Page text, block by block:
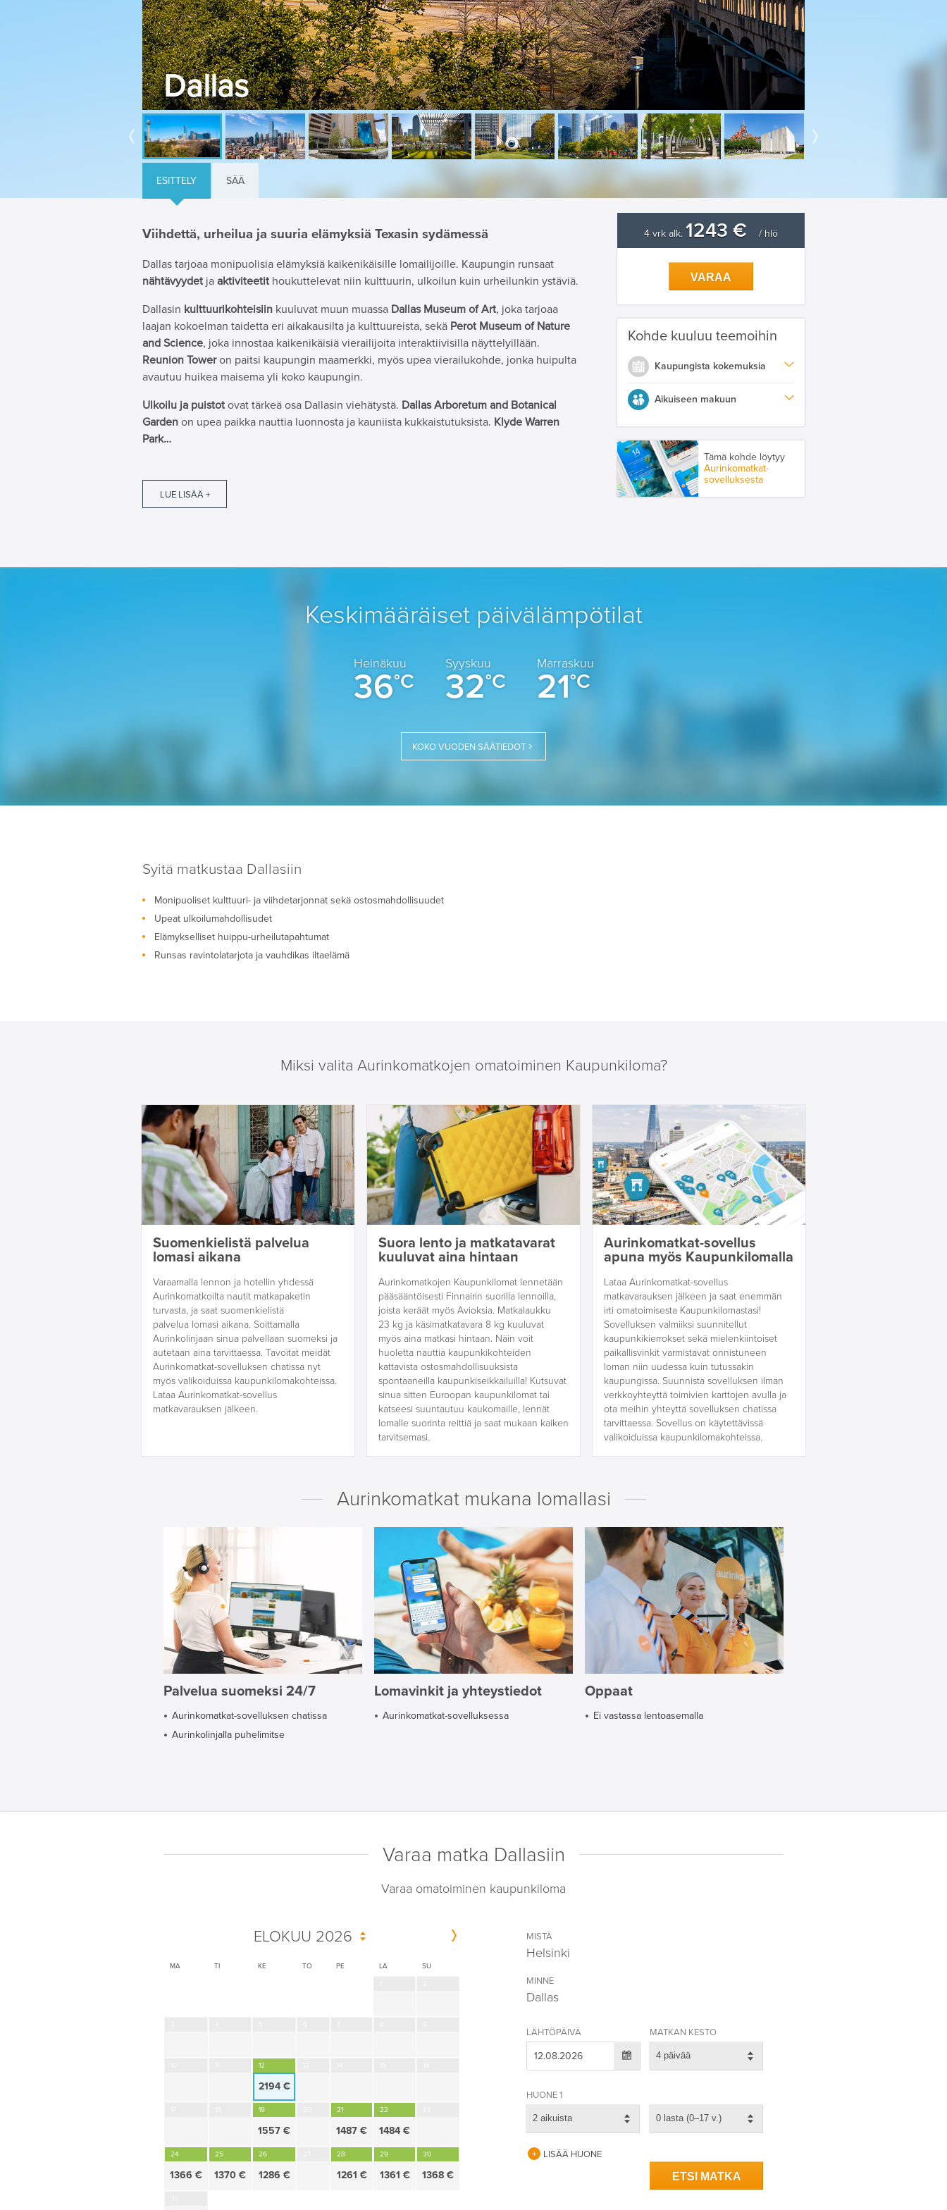
Dallas
ESITTELY SÄÄ
Viihdettä, urheilua ja suuria elämyksiä Texasin sydämessä
Dallas tarjoaa monipuolisia elämyksiä kaikenikäisille lomailijoille. Kaupungin runsaat
nähtävyydet ja aktiviteetit houkuttelevat niin kulttuurin, ulkoilun kuin urheilunkin ystäviä.
Dallasin kulttuurikohteisiin kuuluvat muun muassa Dallas Museum of Art, joka tarjoaa
laajan kokoelman taidetta eri aikakausilta ja kulttuureista, sekä Perot Museum of Nature
and Science, joka innostaa kaikenikäisiä vierailijoita interaktiivisilla näyttelyillään.
Reunion Toweron paitsi kaupungin maamerkki, myös upea vierailukohde, jonka huipulta
avautuu huikea maisema yli koko kaupungin.
Ulkoilu ja puistot ovat tärkeä osa Dallasin viehätystä. Dallas Arboretum and Botanical
Garden on upea paikka nauttia luonnosta ja kauniista kukkaistutuksista. Klyde Warren
Park…
LUE LISÄÄ +
4 vrk alk. 1243 € / hlö
VARAA
Kohde kuuluu teemoihin
Kaupungista kokemuksia
Aikuiseen makuun
Tämä kohde löytyy
Aurinkomatkat-
sovelluksesta
Keskimääräiset päivälämpötilat
Heinäkuu
36°C
Syyskuu
32°C
Marraskuu
21°C
KOKO VUODEN SÄÄTIEDOT
Syitä matkustaa Dallasiin
Monipuoliset kulttuuri- ja viihdetarjonnat sekä ostosmahdollisuudet
Upeat ulkoilumahdollisudet
Elämykselliset huippu-urheilutapahtumat
Runsas ravintolatarjota ja vauhdikas iltaelämä
Miksi valita Aurinkomatkojen omatoiminen Kaupunkiloma?
Suomenkielistä palvelua
lomasi aikana
Varaamalla lennon ja hotellin yhdessä
Aurinkomatkoilta nautit matkapaketin
turvasta, ja saat suomenkielistä
palvelua lomasi aikana. Soittamalla
Aurinkolinjaan sinua palvellaan suomeksi ja
autetaan aina tarvittaessa. Tavoitat meidät
Aurinkomatkat-sovelluksen chatissa nyt
myös valikoiduissa kaupunkilomakohteissa.
Lataa Aurinkomatkat-sovellus
matkavarauksen jälkeen.
Suora lento ja matkatavarat
kuuluvat aina hintaan
Aurinkomatkojen Kaupunkilomat lennetään
pääsääntöisesti Finnairin suorilla lennoilla,
joista keräät myös Avioksia. Matkalaukku
23 kg ja käsimatkatavara 8 kg kuuluvat
myös aina matkasi hintaan. Näin voit
huoletta nauttia kaupunkikohteiden
kattavista ostosmahdollisuuksista
spontaaneilla kaupunkiseikkailuilla! Kutsuvat
sinua sitten Euroopan kaupunkilomat tai
katseesi suuntautuu kaukomaille, lennät
lomalle suorinta reittiä ja saat mukaan kaiken
tarvitsemasi.
Aurinkomatkat-sovellus
apuna myös Kaupunkilomalla
Lataa Aurinkomatkat-sovellus
matkavarauksen jälkeen ja saat enemmän
irti omatoimisesta Kaupunkilomastasi!
Sovelluksen valmiiksi suunnitellut
kaupunkikierrokset sekä mielenkiintoiset
paikallisvinkit varmistavat onnistuneen
loman niin uudessa kuin tutussakin
kaupungissa. Suunnista sovelluksen ilman
verkkoyhteyttä toimivien karttojen avulla ja
ota meihin yhteyttä sovelluksen chatissa
tarvittaessa. Sovellus on käytettävissä
valikoiduissa kaupunkilomakohteissa.
Aurinkomatkat mukana lomallasi
Palvelua suomeksi 24/7
Aurinkomatkat-sovelluksen chatissa
Aurinkolinjalla puhelimitse
Lomavinkit ja yhteystiedot
Aurinkomatkat-sovelluksessa
Oppaat
Ei vastassa lentoasemalla
Varaa matka Dallasiin
Varaa omatoiminen kaupunkiloma
ELOKUU 2026
MA TI KE TO PE LA SU
12
2194 €
19
1557 €
21
1487 €
22
1484 €
24
1366 €
25
1370 €
26
1286 €
28
1261 €
29
1361 €
30
1368 €
MISTÄ
Helsinki
MINNE
Dallas
LÄHTÖPÄIVÄ MATKAN KESTO
4 päivää
HUONE 1
2 aikuista 0 lasta (0–17 v.)
LISÄÄ HUONE
ETSI MATKA